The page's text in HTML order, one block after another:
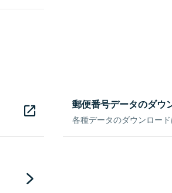
郵便番号データのダウ
各種データのダウンロー